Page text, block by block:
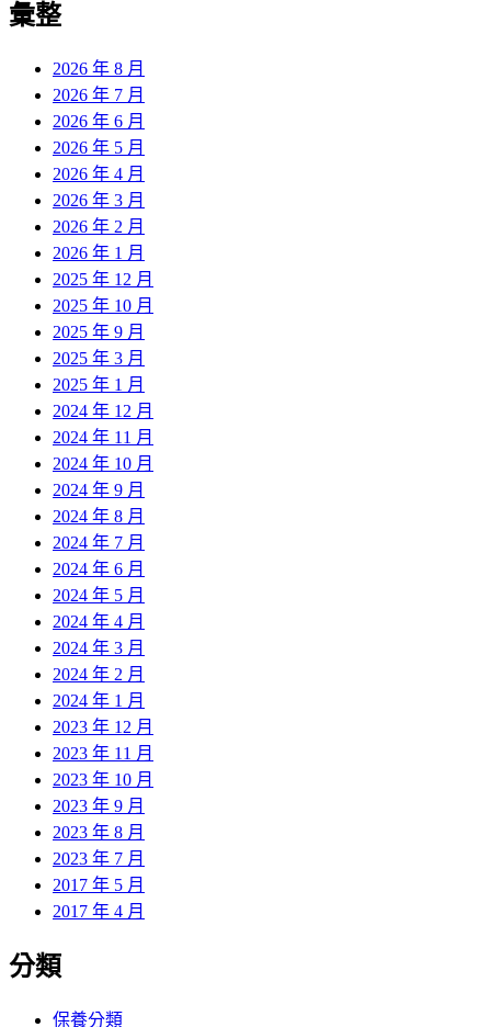
彙整
2026 年 8 月
2026 年 7 月
2026 年 6 月
2026 年 5 月
2026 年 4 月
2026 年 3 月
2026 年 2 月
2026 年 1 月
2025 年 12 月
2025 年 10 月
2025 年 9 月
2025 年 3 月
2025 年 1 月
2024 年 12 月
2024 年 11 月
2024 年 10 月
2024 年 9 月
2024 年 8 月
2024 年 7 月
2024 年 6 月
2024 年 5 月
2024 年 4 月
2024 年 3 月
2024 年 2 月
2024 年 1 月
2023 年 12 月
2023 年 11 月
2023 年 10 月
2023 年 9 月
2023 年 8 月
2023 年 7 月
2017 年 5 月
2017 年 4 月
分類
保養分類